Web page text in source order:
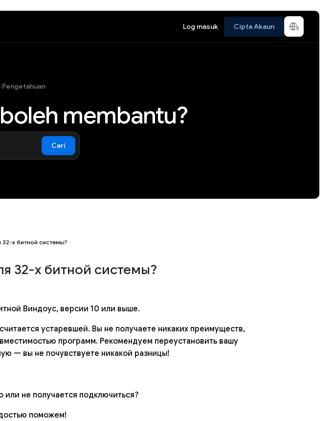
Log masuk Cipta Akaun
Pengetahuan
membantu?
Cari
32-х битной системы?
32-х битной системы?
Виндоус, версии 10 или выше.
устаревшей. Вы не получаете никаких преимуществ,
программ. Рекомендуем переустановить вашу
— вы не почувствуете никакой разницы!
или не получается подключиться?
поможем!